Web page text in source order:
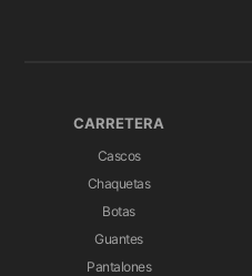
CARRETERA
Cascos
Chaquetas
Botas
Guantes
Pantalones